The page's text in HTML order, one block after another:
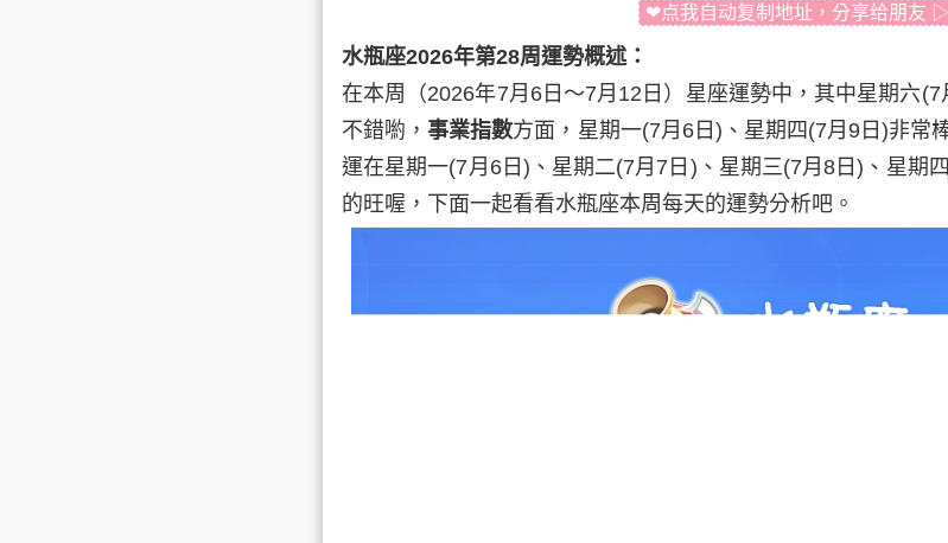
❤点我自动复制地址，分享给朋友 ▷
水瓶座2026年第28周運勢概述：
在本周（2026年7月6日～7月12日）星座運勢中，其中星期六(7
不錯喲，事業指數方面， 星期一(7月6日)、 星期四 (7月9日)非常
運在星期一(7月6日)、 星期二(7月7日)、 星期三(7月8日)、 星期四
的旺喔，下面一起看看水瓶座本周每天的運勢分析吧。